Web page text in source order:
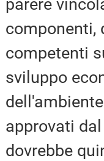
parere
componenti,
competenti
sviluppo
approvati
dovrebbe